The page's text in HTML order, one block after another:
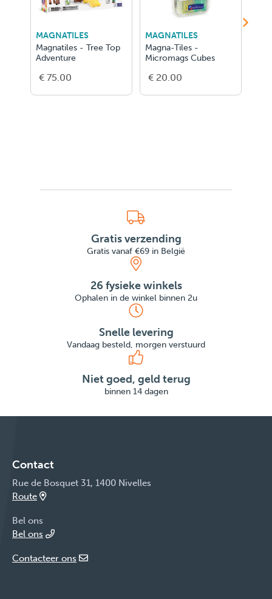
MAGNATILES
Magnatiles - Tree Top
Adventure
€ 75.00
MAGNATILES
Magna-Tiles -
Micromags Cubes
€ 20.00
Gratis verzending
Gratis vanaf €69 in België
26 fysieke winkels
Ophalen in de winkel binnen 2u
Snelle levering
Vandaag besteld, morgen verstuurd
Niet goed, geld terug
binnen 14 dagen
Contact
Rue de Bosquet 31, 1400 Nivelles
Route
Bel ons
Bel ons
Contacteer ons